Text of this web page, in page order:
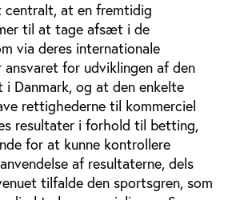
centralt, at en fremtidig
til at tage afsæt i de
via deres internationale
for udviklingen af den
Danmark, og at den enkelte
rettighederne til kommerciel
resultater i forhold til betting,
for at kunne kontrollere
af resultaterne, dels
tilfalde den sportsgren, som